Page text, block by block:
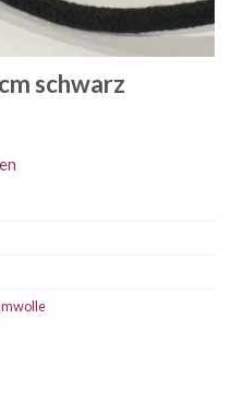
schwarz